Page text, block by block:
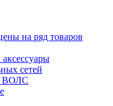
на ряд товаров
сетей
ВОЛС